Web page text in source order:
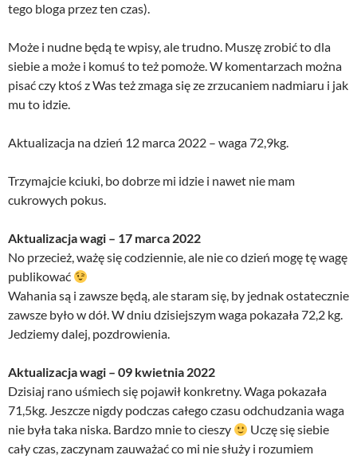
tego bloga przez ten czas).
Może i nudne będą te wpisy, ale trudno. Muszę zrobić to dla
siebie a może i komuś to też pomoże. W komentarzach można
pisać czy ktoś z Was też zmaga się ze zrzucaniem nadmiaru i jak
mu to idzie.
Aktualizacja na dzień 12 marca 2022 – waga 72,9kg.
Trzymajcie kciuki, bo dobrze mi idzie i nawet nie mam
cukrowych pokus.
Aktualizacja wagi – 17 marca 2022
No przecież, ważę się codziennie, ale nie co dzień mogę tę wagę
publikować
Wahania są i zawsze będą, ale staram się, by jednak ostatecznie
zawsze było w dół. W dniu dzisiejszym waga pokazała 72,2 kg.
Jedziemy dalej, pozdrowienia.
Aktualizacja wagi – 09 kwietnia 2022
Dzisiaj rano uśmiech się pojawił konkretny. Waga pokazała
71,5kg. Jeszcze nigdy podczas całego czasu odchudzania waga
nie była taka niska. Bardzo mnie to cieszy
Uczę się siebie
cały czas, zaczynam zauważać co mi nie służy i rozumiem